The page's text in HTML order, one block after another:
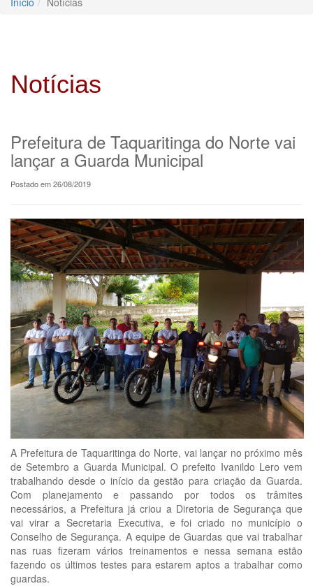
Notícias
Prefeitura de Taquaritinga do Norte vai
lançar a Guarda Municipal
Postado em 26/08/2019
A Prefeitura de Taquaritinga do Norte, vai lançar no próximo mês
de Setembro a Guarda Municipal. O prefeito Ivanildo Lero vem
trabalhando desde o início da gestão para criação da Guarda.
Com planejamento e passando por todos os trâmites
necessários, a Prefeitura já criou a Diretoria de Segurança que
vai virar a Secretaria Executiva, e foi criado no município o
Conselho de Segurança. A equipe de Guardas que vai trabalhar
nas ruas fizeram vários treinamentos e nessa semana estão
fazendo os últimos testes para estarem aptos a trabalhar como
guardas.